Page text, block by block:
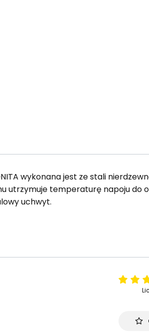
wykonana jest ze stali
utrzymuje temperaturę napoju do
uchwyt.